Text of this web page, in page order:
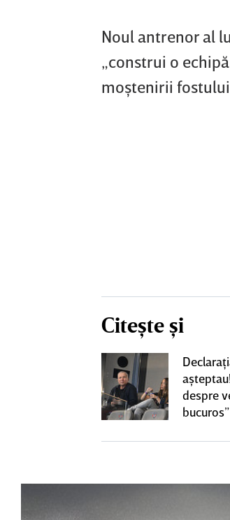
Noul antrenor al
„construi o
moştenirii
Citește și
despre
bucuros”